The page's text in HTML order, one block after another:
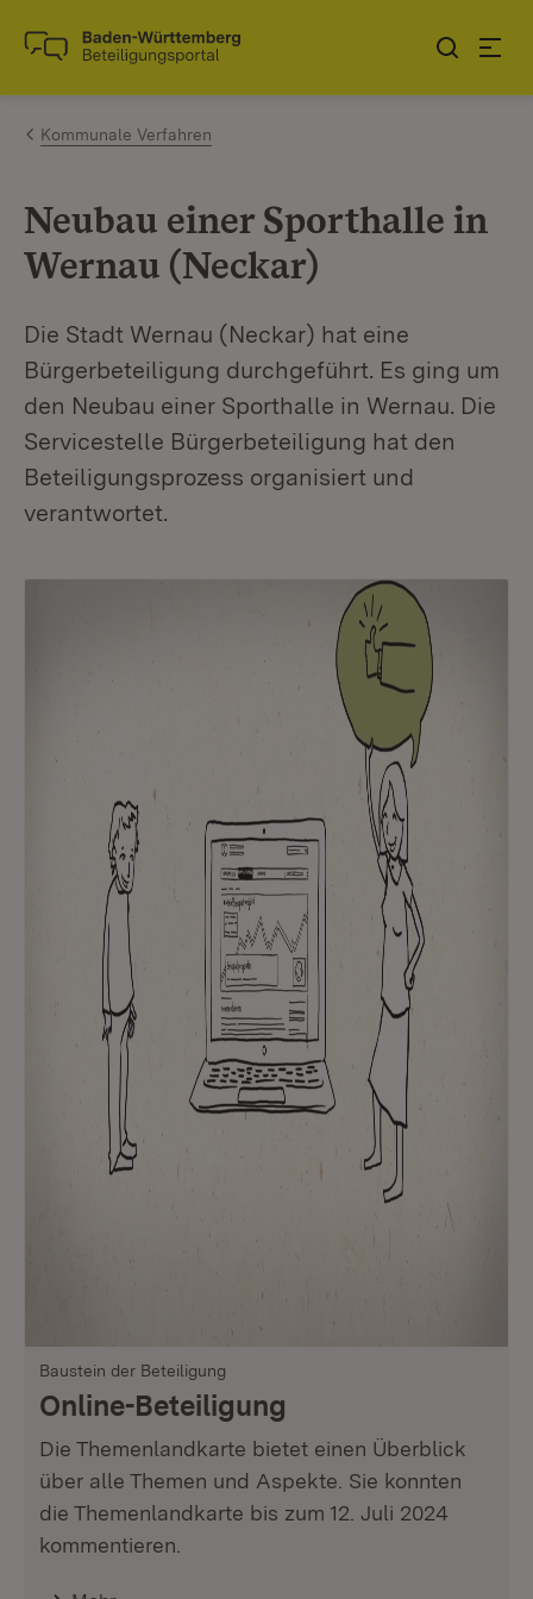
Zum Inhalt springen
Link zur Startseite
Kommunale Verfahren
Neubau einer Sporthalle in
Wernau (Neckar)
Die Stadt Wernau (Neckar) hat eine
Bürgerbeteiligung durchgeführt. Es ging um
den Neubau einer Sporthalle in Wernau. Die
Servicestelle Bürgerbeteiligung hat den
Beteiligungsprozess organisiert und
verantwortet.
Baustein der Beteiligung
Online-Beteiligung
Die Themenlandkarte bietet einen Überblick
über alle Themen und Aspekte. Sie konnten
die Themenlandkarte bis zum 12. Juli 2024
kommentieren.